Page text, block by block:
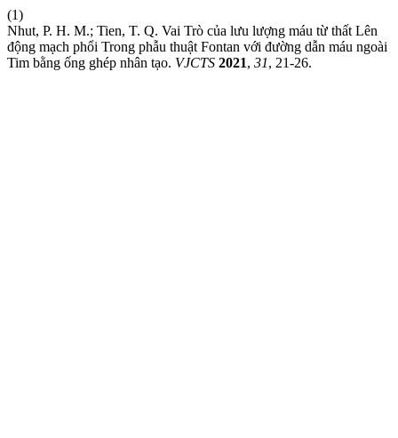
(1)
Nhut, P. H. M.; Tien, T. Q. Vai Trò của lưu lượng máu từ thất Lên
động mạch phổi Trong phẫu thuật Fontan với đường dẫn máu ngoài
Tim bằng ống ghép nhân tạo. VJCTS 2021, 31, 21-26.